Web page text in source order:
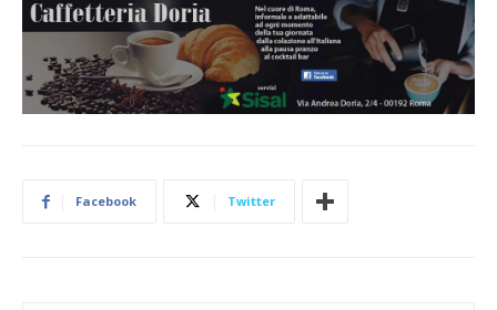
Facebook Twitter